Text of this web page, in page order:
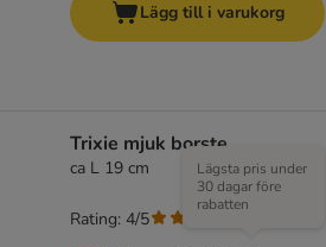
Lägg till i varukorg
Trixie mjuk borste
ca L 19 cm
Lägsta pris under
30 dagar före
rabatten
Rating: 4/5